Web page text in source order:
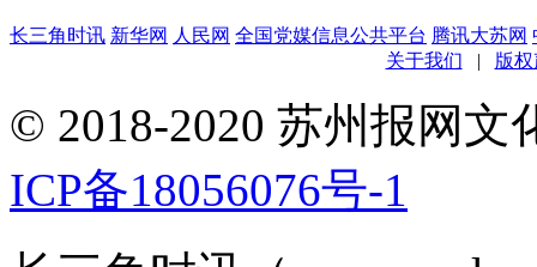
长三角时讯 新华网 人民网 全国党媒信息公共平台 腾讯大苏网
关于我们
| 版
© 2018-2020 苏州报网
ICP备18056076号-1